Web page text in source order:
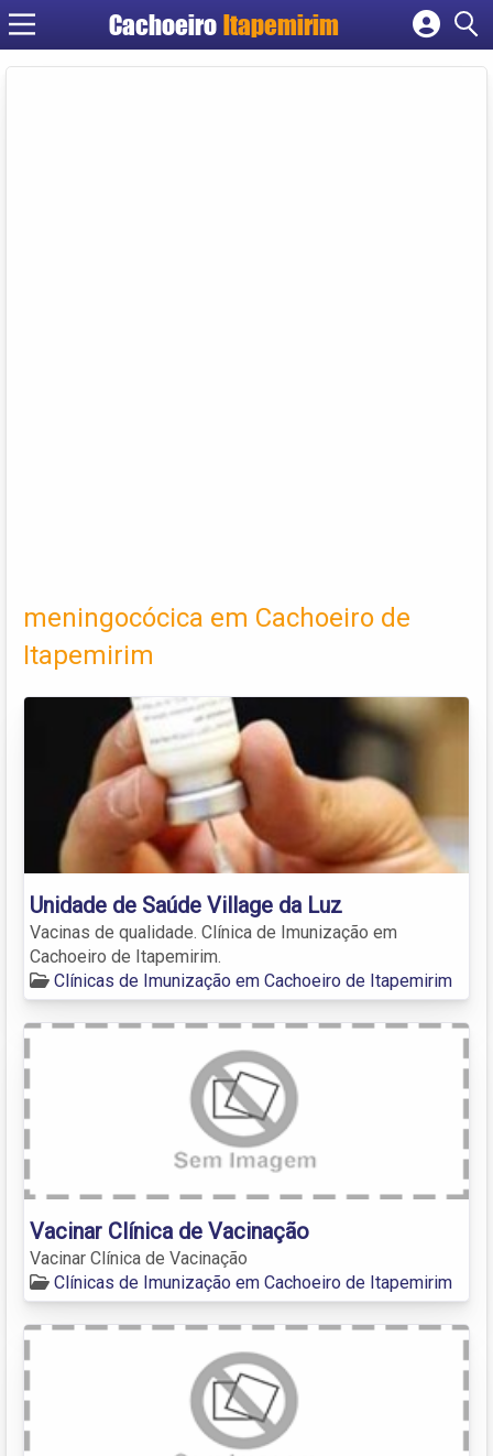
Cachoeiro Itapemirim
Cadastrar empresa
meningocócica em Cachoeiro de
Itapemirim
Unidade de Saúde Village da Luz
Vacinas de qualidade. Clínica de Imunização em
Cachoeiro de Itapemirim.
Clínicas de Imunização em Cachoeiro de Itapemirim
Vacinar Clínica de Vacinação
Vacinar Clínica de Vacinação
Clínicas de Imunização em Cachoeiro de Itapemirim